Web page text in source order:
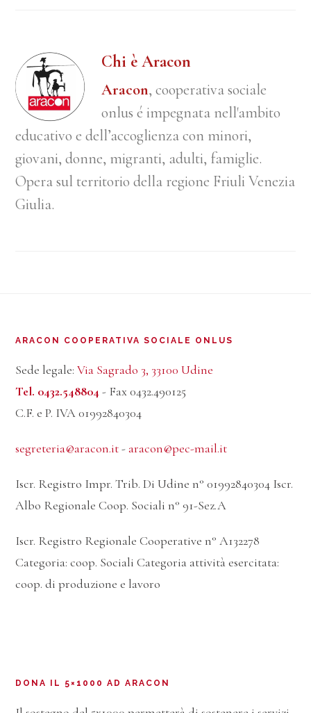
Chi è Aracon
Aracon, cooperativa sociale
onlus é impegnata nell'ambito
educativo e dell’accoglienza con minori,
giovani, donne, migranti, adulti, famiglie.
Opera sul territorio della regione Friuli Venezia
Giulia.
ARACON COOPERATIVA SOCIALE ONLUS
Sede legale:Via Sagrado 3, 33100 Udine
Tel. 0432.548804- Fax 0432.490125
C.F. e P. IVA 01992840304
segreteria@aracon.it- aracon@pec-mail.it
Iscr. Registro Impr. Trib. Di Udine n° 01992840304 Iscr.
Albo Regionale Coop. Sociali n° 91-Sez.A
Iscr. Registro Regionale Cooperative n° A132278
Categoria: coop. Sociali Categoria attività esercitata:
coop. di produzione e lavoro
DONA IL 5×1000 AD ARACON